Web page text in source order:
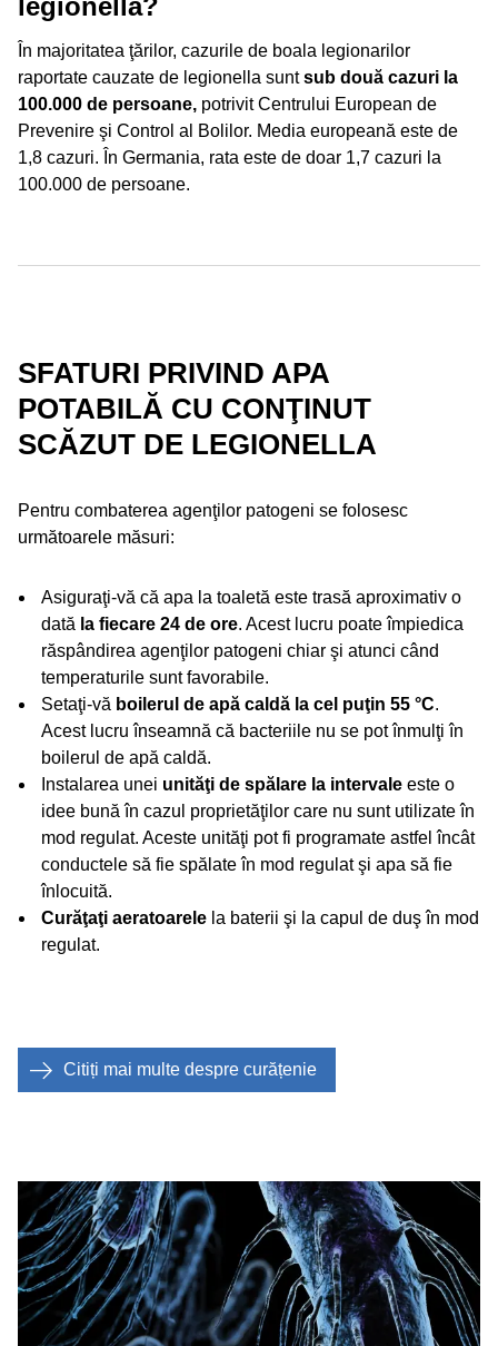
legionella?
În majoritatea ţărilor, cazurile de boala legionarilor
raportate cauzate de legionella suntsub două cazuri la
100.000 de persoane, potrivit Centrului European de
Prevenire şi Control al Bolilor. Media europeană este de
1,8 cazuri. În Germania, rata este de doar 1,7 cazuri la
100.000 de persoane.
SFATURI PRIVIND APA
POTABILĂ CU CONŢINUT
SCĂZUT DE LEGIONELLA
Pentru combaterea agenţilor patogeni se folosesc
următoarele măsuri:
Asiguraţi-vă că apa la toaletă este trasă aproximativ o
dată la fiecare 24 de ore. Acest lucru poate împiedica
răspândirea agenţilor patogeni chiar şi atunci când
temperaturile sunt favorabile.
Setaţi-vă boilerul de apă caldă la cel puţin 55 °C.
Acest lucru înseamnă că bacteriile nu se pot înmulţi în
boilerul de apă caldă.
Instalarea unei unităţi de spălare la intervale este o
idee bună în cazul proprietăţilor care nu sunt utilizate în
mod regulat. Aceste unităţi pot fi programate astfel încât
conductele să fie spălate în mod regulat şi apa să fie
înlocuită.
Curăţaţi aeratoarele la baterii şi la capul de duş în mod
regulat.
Citiți mai multe despre curățenie